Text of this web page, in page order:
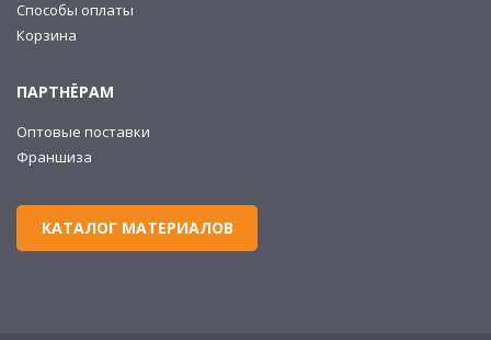
Способы оплаты
Корзина
ПАРТНЁРАМ
Оптовые поставки
Франшиза
КАТАЛОГ МАТЕРИАЛОВ